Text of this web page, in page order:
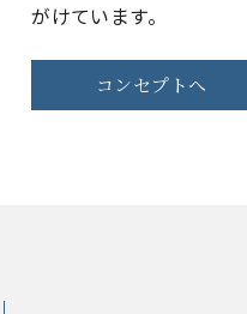
がけています。
コンセプトへ